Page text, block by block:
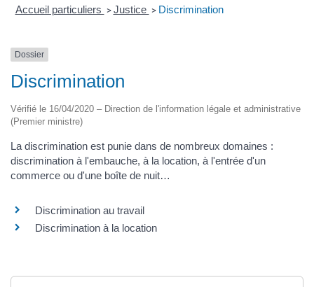
Accueil particuliers > Justice > Discrimination
Dossier
Discrimination
Vérifié le 16/04/2020 – Direction de l'information légale et administrative
(Premier ministre)
La discrimination est punie dans de nombreux domaines :
discrimination à l'embauche, à la location, à l'entrée d'un
commerce ou d'une boîte de nuit…
Discrimination au travail
Discrimination à la location